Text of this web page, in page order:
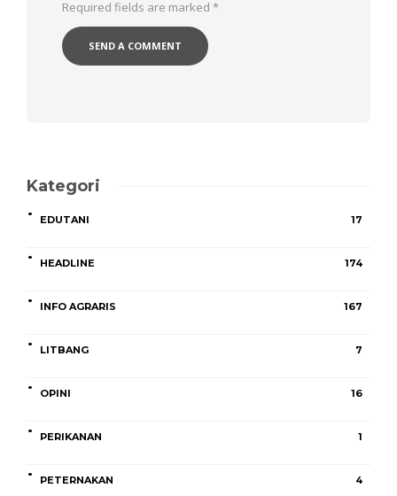
Required fields are marked *
Kategori
EDUTANI 17
HEADLINE 174
INFO AGRARIS 167
LITBANG 7
OPINI 16
PERIKANAN 1
PETERNAKAN 4